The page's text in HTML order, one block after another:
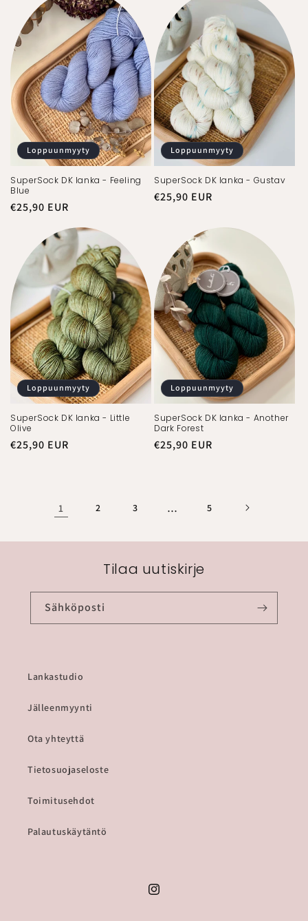
Loppuunmyyty
SuperSock DK lanka - Feeling
Blue
Normaalihinta
€25,90 EUR
Loppuunmyyty
SuperSock DK lanka - Gustav
Normaalihinta
€25,90 EUR
Loppuunmyyty
SuperSock DK lanka - Little
Olive
Normaalihinta
€25,90 EUR
Loppuunmyyty
SuperSock DK lanka - Another
Dark Forest
Normaalihinta
€25,90 EUR
1 2 3 … 5
Tilaa uutiskirje
Sähköposti
Lankastudio
Jälleenmyynti
Ota yhteyttä
Tietosuojaseloste
Toimitusehdot
Palautuskäytäntö
Instagram